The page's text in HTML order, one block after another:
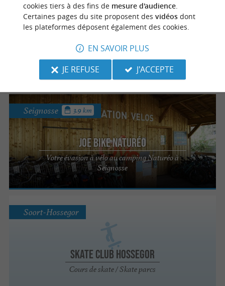
JOE BIKE - Seignosse Les Estagnots
Réservez votre vélos en quelques clics pour
explorer les Landes
Seignosse 3.3 km
JOE BIKE NATURÉO
Votre évasion à vélo au camping Naturéo à
Seignosse
Seignosse 3.9 km
Skate Club Hossegor
Cours de skate / Skate parcs
Soort-Hossegor
cookies tiers à des fins de mesure d'audience.
Certaines pages du site proposent des vidéosdont
les plateformes déposent également des cookies.
EN SAVOIR PLUS
JE REFUSE
J'ACCEPTE